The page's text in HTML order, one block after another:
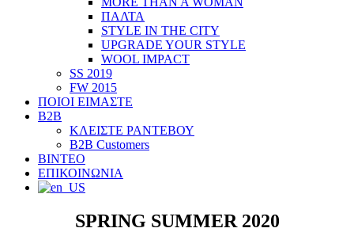
ΠΑΛΤΑ
STYLE IN THE CITY
UPGRADE YOUR STYLE
WOOL IMPACT
SS 2019
FW 2015
ΠΟΙΟΙ ΕΙΜΑΣΤΕ
B2B
ΚΛΕΙΣΤΕ ΡΑΝΤΕΒΟΥ
B2B Customers
ΒΙΝΤΕΟ
ΕΠΙΚΟΙΝΩΝΙΑ
SPRING SUMMER 2020